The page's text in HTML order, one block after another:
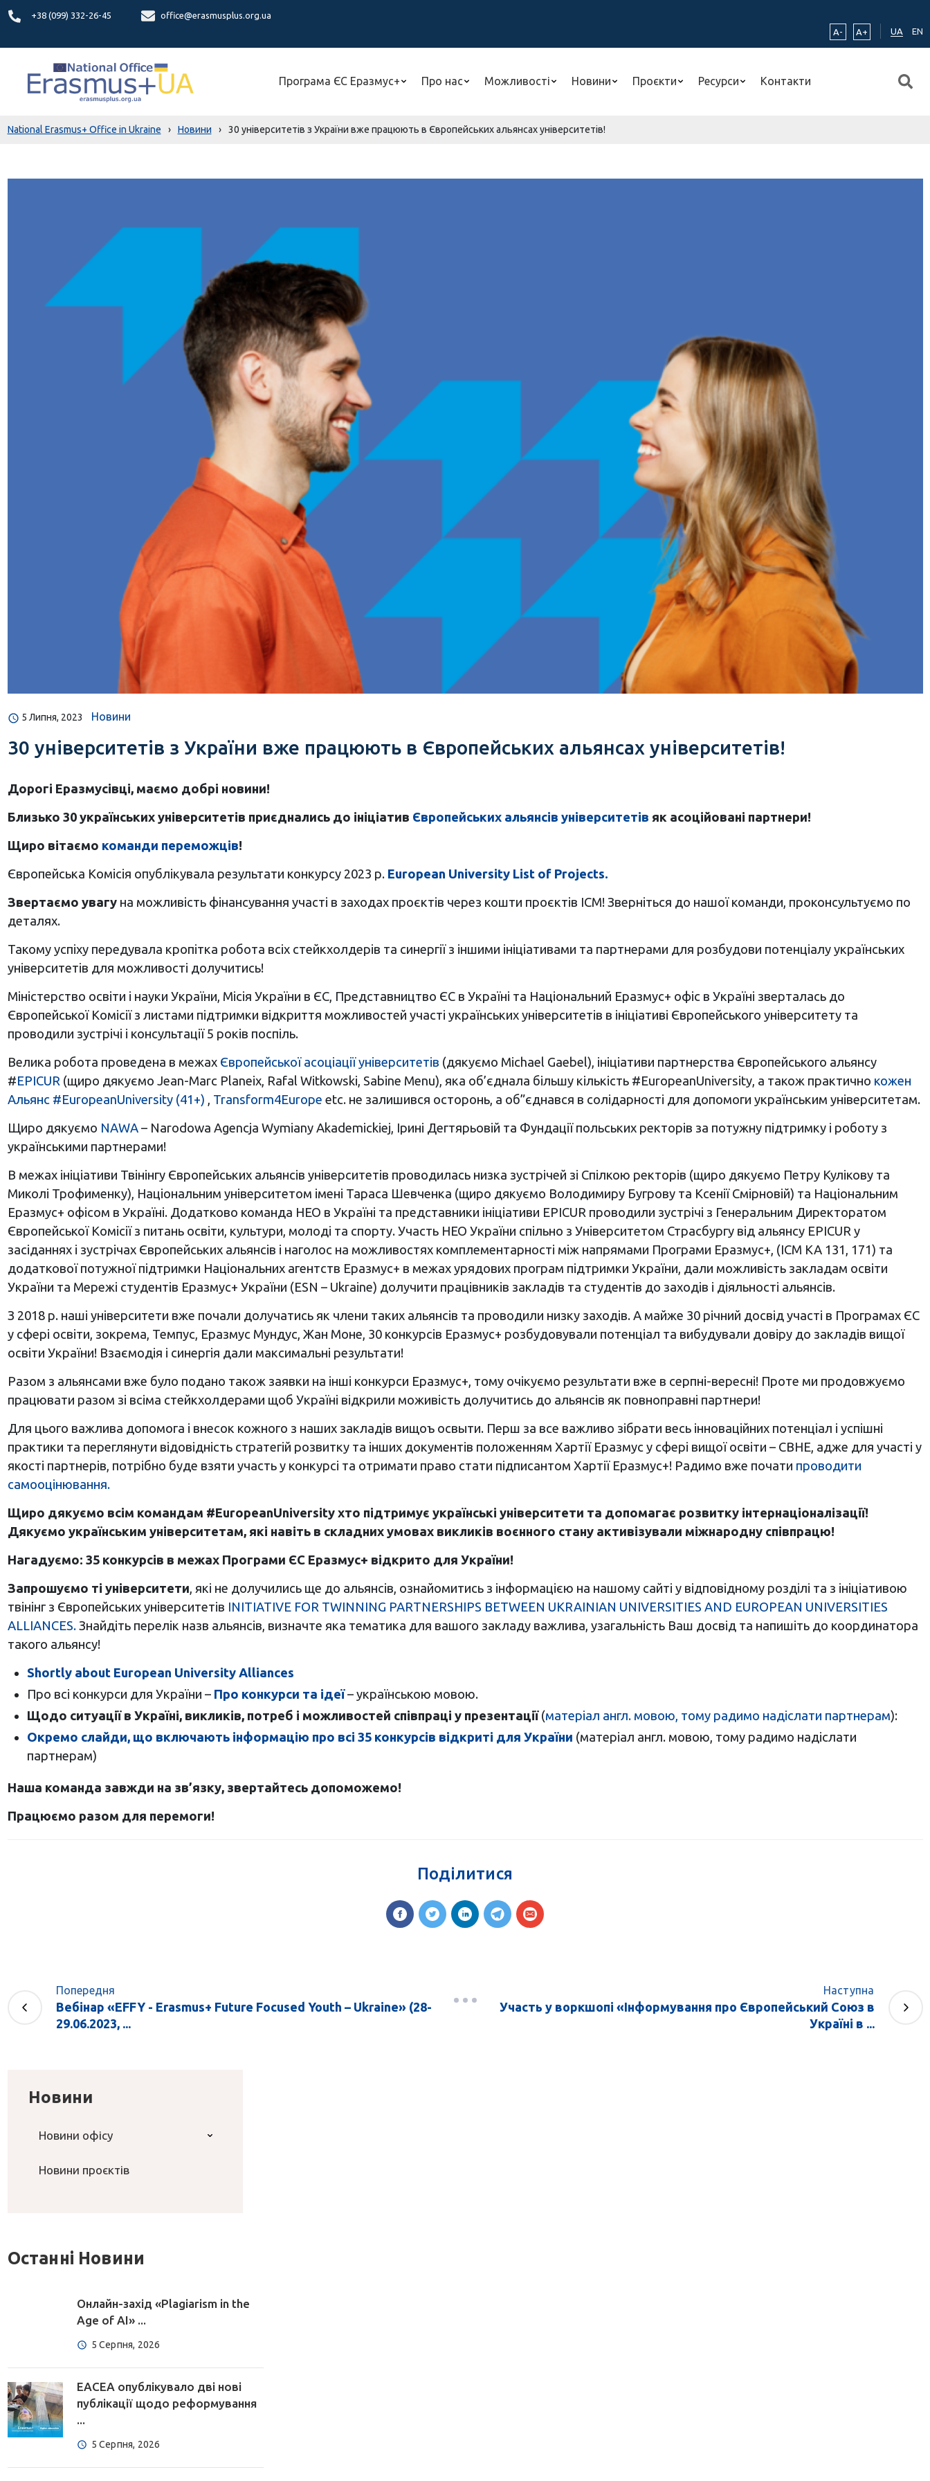
+38 (099) 332-26-45
office@erasmusplus.org.ua
A-
A+ UA EN
Програма ЄС Еразмус+ Про нас Можливості Новини Проєкти Ресурси Контакти
National Erasmus+ Office in Ukraine › Новини › 30 університетів з України вже працюють в Європейських альянсах університетів!
5 Липня, 2023 Новини
30 університетів з України вже працюють в Європейських альянсах університетів!
Дорогі Еразмусівці, маємо добрі новини!
Близько 30 українських університетів приєднались до ініціатив Європейських альянсів університетів як асоційовані партнери!
Щиро вітаємо команди переможців!
Європейська Комісія опублікувала результати конкурсу 2023 р. European University List of Projects.
Звертаємо увагуна можливість фінансування участі в заходах проєктів через кошти проєктів ІСМ! Зверніться до нашої команди, проконсультуємо по
деталях.
Такому успіху передувала кропітка робота всіх стейкхолдерів та синергії з іншими ініціативами та партнерами для розбудови потенціалу українських
університетів для можливості долучитись!
Міністерство освіти і науки України, Місія України в ЄС, Представництво ЄС в Україні та Національний Еразмус+ офіс в Україні зверталась до
Європейської Комісії з листами підтримки відкриття можливостей участі українських університетів в ініціативі Європейського університету та
проводили зустрічі і консультації 5 років поспіль.
Велика робота проведена в межах Європейської асоціації університетів (дякуємо Michael Gaebel), ініціативи партнерства Європейського альянсу
#EPICUR (щиро дякуємо Jean-Marc Planeix, Rafal Witkowski, Sabine Menu), яка об’єднала більшу кількість #EuropeanUniversity, а також практично кожен
Альянс #EuropeanUniversity (41+) , Transform4Europe etc. не залишився осторонь, а об”єднався в солідарності для допомоги українським університетам.
Щиро дякуємо NAWA– Narodowa Agencja Wymiany Akademickiej, Ірині Дегтярьовій та Фундації польських ректорів за потужну підтримку і роботу з
українськими партнерами!
В межах ініціативи Твінінгу Європейських альянсів університетів проводилась низка зустрічей зі Спілкою ректорів (щиро дякуємо Петру Кулікову та
Миколі Трофименку), Національним університетом імені Тараса Шевченка (щиро дякуємо Володимиру Бугрову та Ксенії Смірновій) та Національним
Еразмус+ офісом в Україні. Додатково команда НЕО в Україні та представники ініціативи EPICUR проводили зустрічі з Генеральним Директоратом
Європейської Комісії з питань освіти, культури, молоді та спорту. Участь HEO України спільно з Університетом Страсбургу від альянсу EPICUR у
засіданнях і зустрічах Європейських альянсів і наголос на можливостях комплементарності між напрямами Програми Еразмус+, (ІСМ КА 131, 171) та
додаткової потужної підтримки Національних агентств Еразмус+ в межах урядових програм підтримки України, дали можливість закладам освіти
України та Мережі студентів Еразмус+ України (ESN – Ukraine) долучити працівників закладів та студентів до заходів і діяльності альянсів.
З 2018 р. наші університети вже почали долучатись як члени таких альянсів та проводили низку заходів. А майже 30 річний досвід участі в Програмах ЄС
у сфері освіти, зокрема, Темпус, Еразмус Мундус, Жан Моне, 30 конкурсів Еразмус+ розбудовували потенціал та вибудували довіру до закладів вищої
освіти України! Взаємодія і синергія дали максимальні результати!
Разом з альянсами вже було подано також заявки на інші конкурси Еразмус+, тому очікуємо результати вже в серпні-вересні! Проте ми продовжуємо
працювати разом зі всіма стейкхолдерами щоб Україні відкрили моживість долучитись до альянсів як повноправні партнери!
Для цього важлива допомога і внесок кожного з наших закладів вищоъ освыти. Перш за все важливо зібрати весь інноваційних потенціал і успішні
практики та переглянути відовідність стратегій розвитку та інших документів положенням Хартії Еразмус у сфері вищої освіти – CBHE, адже для участі у
якості партнерів, потрібно буде взяти участь у конкурсі та отримати право стати підписантом Хартії Еразмус+! Радимо вже почати проводити
самооцінювання.
Щиро дякуємо всім командам #EuropeanUniversityхто підтримує українські університети та допомагає розвитку інтернаціоналізації!
Дякуємо українським університетам, які навіть в складних умовах викликів воєнного стану активізували міжнародну співпрацю!
Нагадуємо: 35 конкурсів в межах Програми ЄС Еразмус+ відкрито для України!
Запрошуємо ті університети, які не долучились ще до альянсів, ознайомитись з інформацією на нашому сайті у відповідному розділі та з ініціативою
твінінг з Європейських університетів INITIATIVE FOR TWINNING PARTNERSHIPS BETWEEN UKRAINIAN UNIVERSITIES AND EUROPEAN UNIVERSITIES
ALLIANCES. Знайдіть перелік назв альянсів, визначте яка тематика для вашого закладу важлива, узагальність Ваш досвід та напишіть до координатора
такого альянсу!
Shortly about European University Alliances
Про всі конкурси для України – Про конкурси та ідеї– українською мовою.
Щодо ситуації в Україні, викликів, потреб і можливостей співпраці у презентації(матеріал англ. мовою, тому радимо надіслати партнерам):
Окремо слайди, що включають інформацію про всі 35 конкурсів відкриті для України (матеріал англ. мовою, тому радимо надіслати
партнерам)
Наша команда завжди на зв’язку, звертайтесь допоможемо!
Працюємо разом для перемоги!
Поділитися
Попередня
Вебінар «EFFY - Erasmus+ Future Focused Youth – Ukraine» (28-
29.06.2023, ...
Наступна
Участь у воркшопі «Інформування про Європейський Союз в
Україні в ...
Новини
Новини офісу
Новини проєктів
Останні Новини
Онлайн-захід «Plagiarism in the
Age of AI» ...
5 Серпня, 2026
EACEA опублікувало дві нові
публікації щодо реформування
...
5 Серпня, 2026